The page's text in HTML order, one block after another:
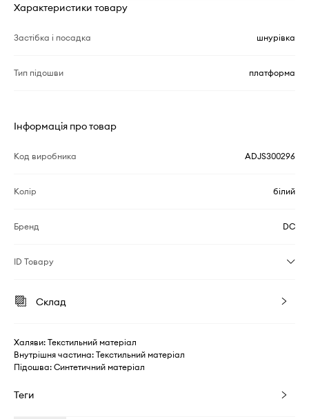
Характеристики товару
Застібка і посадка шнурівка
Тип підошви платформа
Інформація про товар
Код виробника ADJS300296
Колір білий
Бренд DC
ID Товару
Склад
Халяви: Текстильний матеріал
Внутрішня частина: Текстильний матеріал
Підошва: Синтетичний матеріал
Теги